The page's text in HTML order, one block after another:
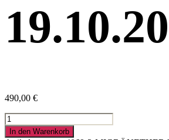
490,00 €
Kurs
istIn den Warenkorb